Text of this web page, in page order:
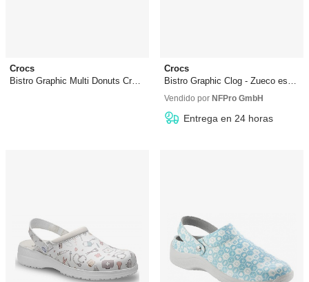
Crocs
Bistro Graphic Multi Donuts Croslite - Zueco estampado
Crocs
Bistro Graphic Clog - Zueco estampado
96,61 €
desde 50,99 €
Vendido por NFPro GmbH
Entrega en 24 horas